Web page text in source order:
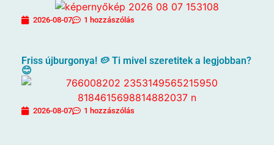
2026-08-07 1 hozzászólás
Friss újburgonya! 🥔 Ti mivel szeretitek a legjobban?
😊
2026-08-07 1 hozzászólás